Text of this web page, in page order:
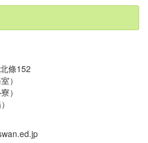
條152
）
）